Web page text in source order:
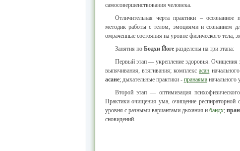
самосовершенствования человека.
Отличительная черта практики –
методик работы с телом, эмоциями и сознанием
омраченные состояния на уровне физического тела,
Занятия по Бодхи Йогеразделены на три этапа:
Первый этап — укрепление здоровья. Очищения
выпячивания, втягивания; комплексасан
асане; дыхательные практики - пранаяманачального
Второй этап — оптимизация
Практики очищения ума, очищение респираторной
уровня с разными вариантами дыхания и бандх;
сновидений.